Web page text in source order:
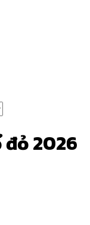
2026